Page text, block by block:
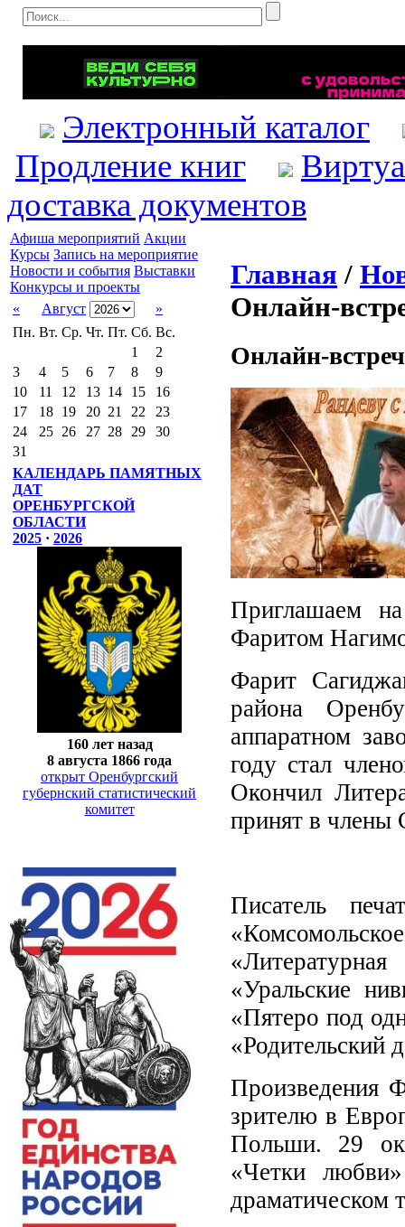
Электронный каталог
Продление книг
доставка документов
Афиша мероприятий Акции
Курсы Запись на мероприятие
Новости и события Выставки
Конкурсы и проекты
«
Август
»
Пн. Вт. Ср. Чт. Пт. Сб. Вс.
1
2
3
4 5 6 7 8
9
10
11 12 13 14 15
16
17
18 19 20 21 22
23
24
25 26 27 28 29
30
31
КАЛЕНДАРЬ ПАМЯТНЫХ
ДАТ
ОРЕНБУРГСКОЙ
ОБЛАСТИ
2025 · 2026
160 лет назад
8 августа 1866 года
открыт Оренбургский
губернский статистический
комитет
Главная /
Онлайн-
Онлайн-
Приглашаем
Фаритом
Фарит
района
аппаратном
году стал
Окончил
принят в члены
Писатель
«Уральские
«Пятеро под
«Родительский
Произведения
зрителю в
Польши. 29
«Четки
драматическом